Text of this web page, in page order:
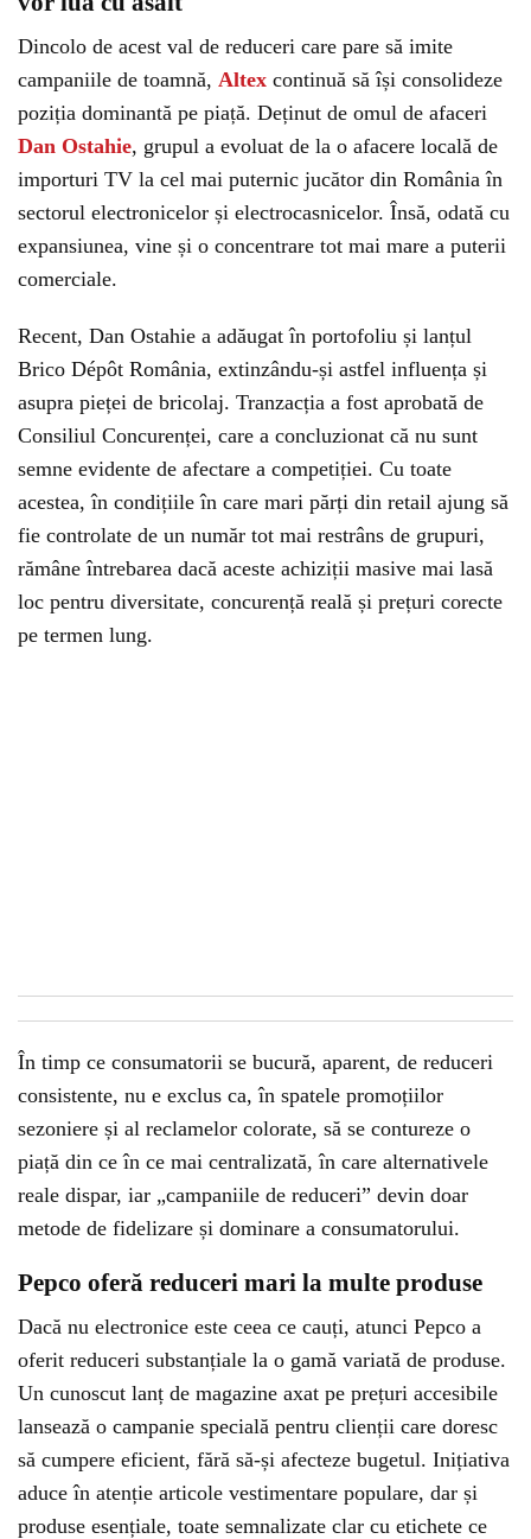
Dincolo de acest val de reduceri care pare să imite
campaniile de toamnă, Altex continuă să își consolideze
poziția dominantă pe piață. Deținut de omul de afaceri
Dan Ostahie, grupul a evoluat de la o afacere locală de
importuri TV la cel mai puternic jucător din România în
sectorul electronicelor și electrocasnicelor. Însă, odată cu
expansiunea, vine și o concentrare tot mai mare a puterii
comerciale.
Recent, Dan Ostahie a adăugat în portofoliu și lanțul
Brico Dépôt România, extinzându-și astfel influența și
asupra pieței de bricolaj. Tranzacția a fost aprobată de
Consiliul Concurenței, care a concluzionat că nu sunt
semne evidente de afectare a competiției. Cu toate
acestea, în condițiile în care mari părți din retail ajung să
fie controlate de un număr tot mai restrâns de grupuri,
rămâne întrebarea dacă aceste achiziții masive mai lasă
loc pentru diversitate, concurență reală și prețuri corecte
pe termen lung.
În timp ce consumatorii se bucură, aparent, de reduceri
consistente, nu e exclus ca, în spatele promoțiilor
sezoniere și al reclamelor colorate, să se contureze o
piață din ce în ce mai centralizată, în care alternativele
reale dispar, iar „campaniile de reduceri” devin doar
metode de fidelizare și dominare a consumatorului.
Pepco oferă reduceri mari la multe produse
Dacă nu electronice este ceea ce cauți, atunci Pepco a
oferit reduceri substanțiale la o gamă variată de produse.
Un cunoscut lanț de magazine axat pe prețuri accesibile
lansează o campanie specială pentru clienții care doresc
să cumpere eficient, fără să-și afecteze bugetul. Inițiativa
aduce în atenție articole vestimentare populare, dar și
produse esențiale, toate semnalizate clar cu etichete ce